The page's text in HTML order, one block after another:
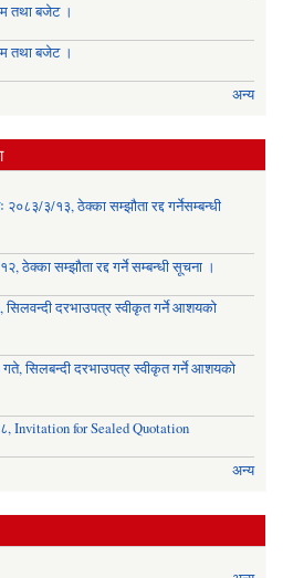
तथा बजेट ।
तथा बजेट ।
अन्य
३/१३, ठेक्का सम्झौता रद्द गर्नेसम्बन्धी
ठेक्का सम्झौता रद्द गर्ने सम्बन्धी सूचना ।
सिलवन्दी दरभाउपत्र स्वीकृत गर्ने आशयको
सिलबन्दी दरभाउपत्र स्वीकृत गर्ने आशयको
Invitation for Sealed Quotation
अन्य